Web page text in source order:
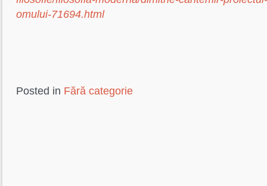
omului-71694.html
Posted in Fără categorie